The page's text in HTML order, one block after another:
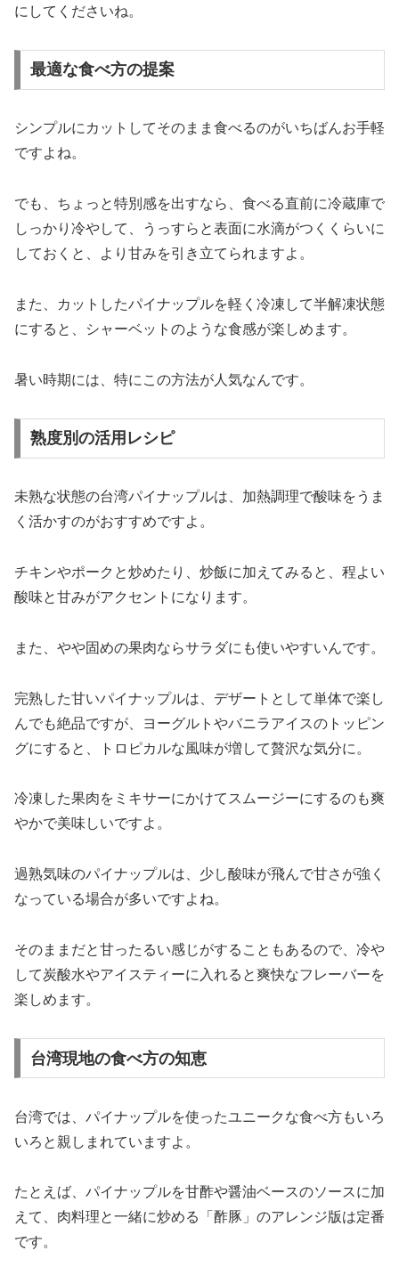
にしてくださいね。
最適な食べ方の提案
シンプルにカットしてそのまま食べるのがいちばんお手軽
ですよね。
でも、ちょっと特別感を出すなら、食べる直前に冷蔵庫で
しっかり冷やして、うっすらと表面に水滴がつくくらいに
しておくと、より甘みを引き立てられますよ。
また、カットしたパイナップルを軽く冷凍して半解凍状態
にすると、シャーベットのような食感が楽しめます。
暑い時期には、特にこの方法が人気なんです。
熟度別の活用レシピ
未熟な状態の台湾パイナップルは、加熱調理で酸味をうま
く活かすのがおすすめですよ。
チキンやポークと炒めたり、炒飯に加えてみると、程よい
酸味と甘みがアクセントになります。
また、やや固めの果肉ならサラダにも使いやすいんです。
完熟した甘いパイナップルは、デザートとして単体で楽し
んでも絶品ですが、ヨーグルトやバニラアイスのトッピン
グにすると、トロピカルな風味が増して贅沢な気分に。
冷凍した果肉をミキサーにかけてスムージーにするのも爽
やかで美味しいですよ。
過熟気味のパイナップルは、少し酸味が飛んで甘さが強く
なっている場合が多いですよね。
そのままだと甘ったるい感じがすることもあるので、冷や
して炭酸水やアイスティーに入れると爽快なフレーバーを
楽しめます。
台湾現地の食べ方の知恵
台湾では、パイナップルを使ったユニークな食べ方もいろ
いろと親しまれていますよ。
たとえば、パイナップルを甘酢や醤油ベースのソースに加
えて、肉料理と一緒に炒める「酢豚」のアレンジ版は定番
です。